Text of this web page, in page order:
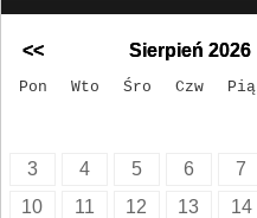
<< Sierpień 2026
Pon Wto Śro Czw Pią
3
4 5 6 7
10
11 12 13 14